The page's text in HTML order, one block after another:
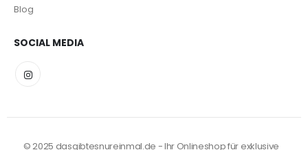
Blog
SOCIAL MEDIA
© 2025 dasgibtesnureinmal.de - Ihr Onlineshop für exklusive